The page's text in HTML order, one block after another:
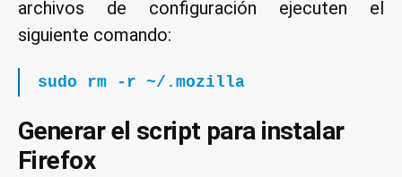
archivos de configuración ejecuten el
siguiente comando:
sudo rm -r ~/.mozilla
Generar el script para instalar
Firefox